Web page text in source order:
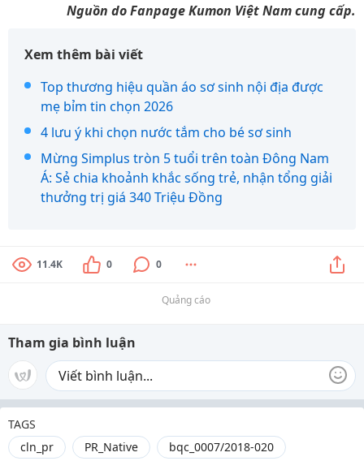
Nguồn do Fanpage Kumon Việt Nam cung cấp.
Xem thêm bài viết
Top thương hiệu quần áo sơ sinh nội địa được
mẹ bỉm tin chọn 2026
4 lưu ý khi chọn nước tắm cho bé sơ sinh
Mừng Simplus tròn 5 tuổi trên toàn Đông Nam
Á: Sẻ chia khoảnh khắc sống trẻ, nhận tổng giải
thưởng trị giá 340 Triệu Đồng
11.4K 0 0
Quảng cáo
Tham gia bình luận
TAGS
cln_pr
PR_Native bqc_0007/2018-020